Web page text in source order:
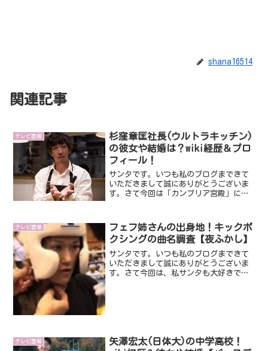
shana16514
関連記事
テレビ番組
杉窪章匡社長(ウルトラキッチン)
の彼女や結婚は？wiki経歴＆プロ
フィール！
サンタです。いつも私のブログまできて
いただきまして誠にありがとうございま
す。さて今回は「カンブリア宮殿」に出
章匡社長ですが、イケメンですよね！っ
てなると、・彼女・結婚なん...
テレビ番組
フェフ姉さんの出身地！キックボ
クシングの曲名調査【夜ふかし】
サンタです。いつも私のブログまできて
いただきまして誠にありがとうございま
す。さて今回は、私サンタも大好きでよ
テレビ番組
矢澤宏太(日体大)の中学高校！